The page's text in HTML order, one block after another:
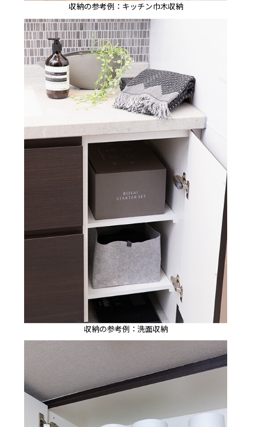
収納の参考例：キッチン巾木収納
収納の参考例：洗面収納